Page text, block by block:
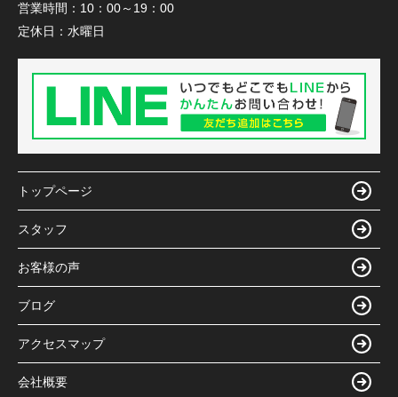
営業時間： 10：00～19：00
定休日： 水曜日
トップページ
スタッフ
お客様の声
ブログ
アクセスマップ
会社概要